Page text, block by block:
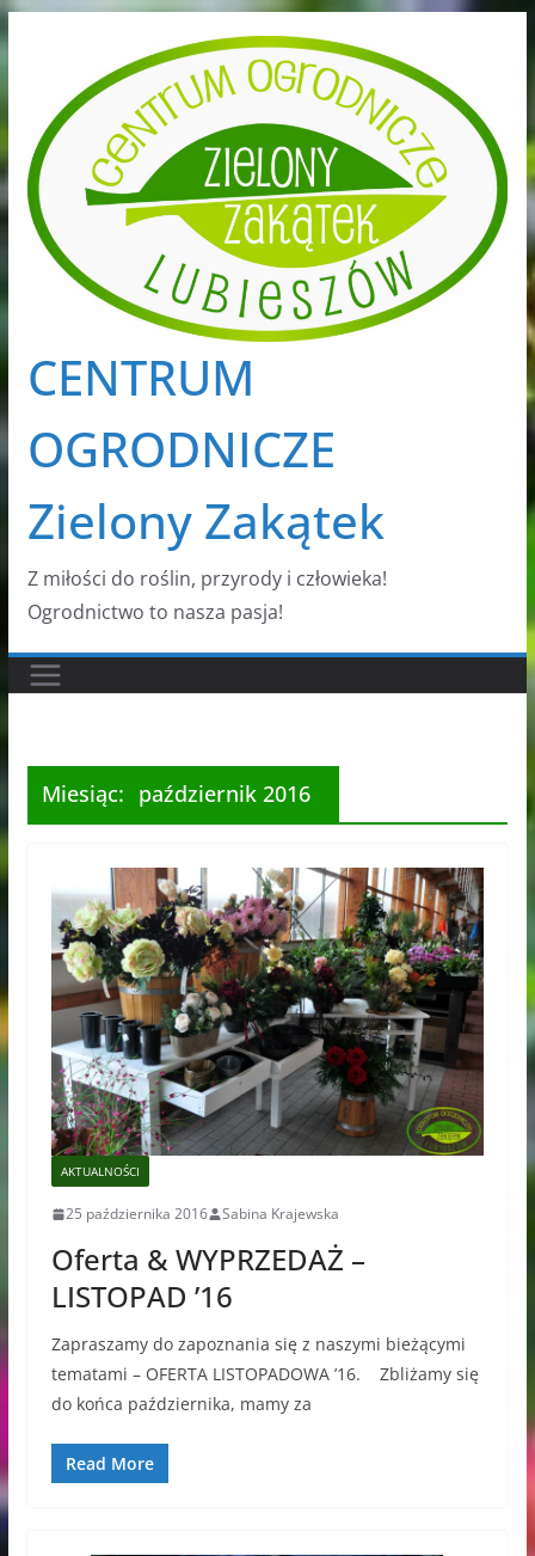
treści
CENTRUM
OGRODNICZE
Zielony Zakątek
Z miłości do roślin, przyrody i człowieka!
Ogrodnictwo to nasza pasja!
Miesiąc: październik 2016
AKTUALNOŚCI
25 października 2016 Sabina Krajewska
Oferta & WYPRZEDAŻ –
LISTOPAD ’16
Zapraszamy do zapoznania się z naszymi bieżącymi
tematami – OFERTA LISTOPADOWA ’16. Zbliżamy się
do końca października, mamy za
Read More